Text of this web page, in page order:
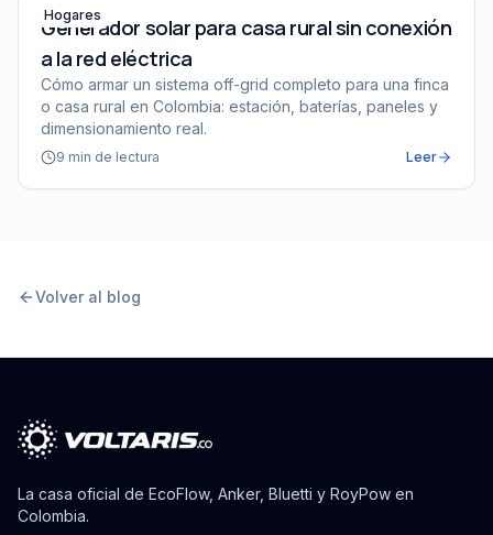
Hogares
Generador solar para casa rural sin conexión
a la red eléctrica
Cómo armar un sistema off-grid completo para una finca
o casa rural en Colombia: estación, baterías, paneles y
dimensionamiento real.
9 min de lectura Leer
Volver al blog
La casa oficial de EcoFlow, Anker, Bluetti y RoyPow en
Colombia.